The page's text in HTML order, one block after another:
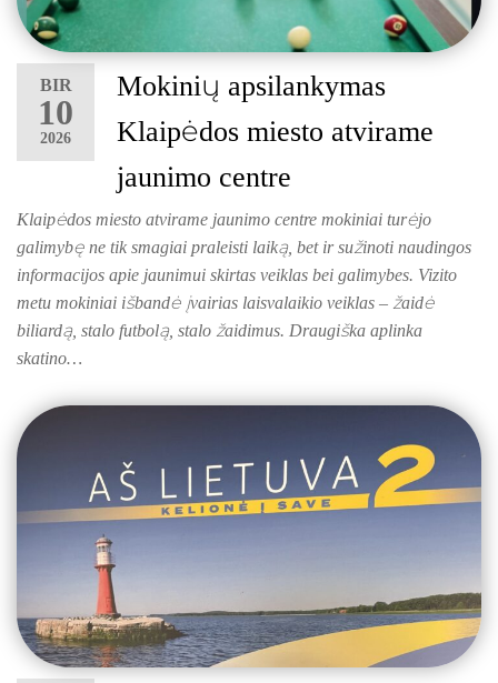
BIR
10
2026
Mokinių apsilankymas
Klaipėdos miesto atvirame
jaunimo centre
Klaipėdos miesto atvirame jaunimo centre mokiniai turėjo
galimybę ne tik smagiai praleisti laiką, bet ir sužinoti naudingos
informacijos apie jaunimui skirtas veiklas bei galimybes. Vizito
metu mokiniai išbandė įvairias laisvalaikio veiklas – žaidė
biliardą, stalo futbolą, stalo žaidimus. Draugiška aplinka
skatino…